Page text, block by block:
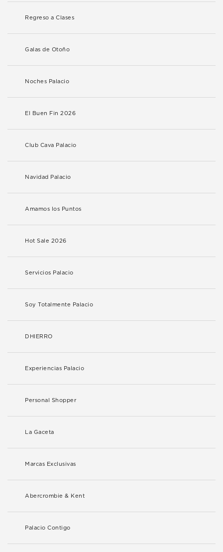
Regreso a Clases
Galas de Otoño
Noches Palacio
El Buen Fin 2026
Club Cava Palacio
Navidad Palacio
Amamos los Puntos
Hot Sale 2026
Servicios Palacio
Soy Totalmente Palacio
DHIERRO
Experiencias Palacio
Personal Shopper
La Gaceta
Marcas Exclusivas
Abercrombie & Kent
Palacio Contigo